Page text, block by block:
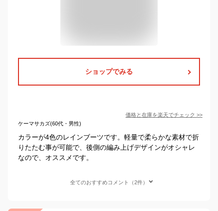
ショップでみる
価格と在庫を楽天でチェック >>
ケーマサカズ(60代・男性)
カラーが4色のレインブーツです。軽量で柔らかな素材で折
りたたむ事が可能で、後側の編み上げデザインがオシャレ
なので、オススメです。
全てのおすすめコメント（2件）